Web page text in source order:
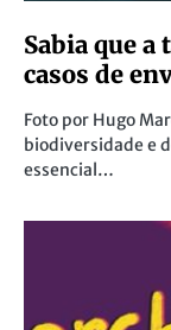
Sabia que a
casos de
Foto por Hugo
biodiversidade e
essencial…